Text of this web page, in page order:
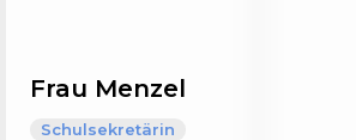
Frau Menzel
Schulsekretärin